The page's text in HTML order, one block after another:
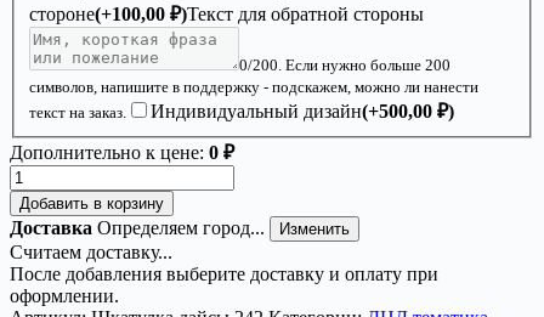
стороне(+100,00 ₽)Текст для обратной стороны
0/200. Если нужно больше 200
символов, напишите в поддержку - подскажем, можно ли нанести
текст на заказ.
Индивидуальный дизайн(+500,00 ₽)
Дополнительно к цене: 0 ₽
Количество
товара
Органайзер
ДнД
«Друид
5»
—
Добавить в корзину
Доставка Определяем город... Изменить
Считаем доставку...
После добавления выберите доставку и оплату при
оформлении.